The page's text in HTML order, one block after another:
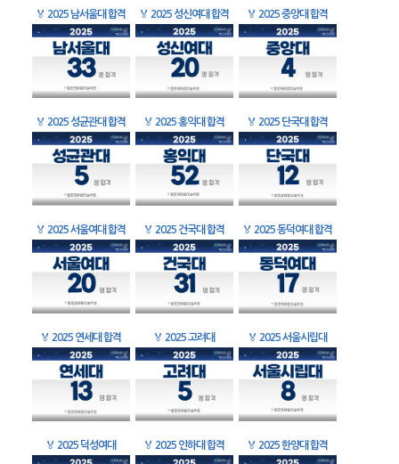
🏅 2025 남서울대 합격 🏅 2025 성신여대 합격 🏅 2025 중앙대 합격
🏅 2025 성균관대 합격 🏅 2025 홍익대 합격 🏅 2025 단국대 합격
🏅 2025 서울여대 합격 🏅 2025 건국대 합격 🏅 2025 동덕여대 합격
🏅 2025 연세대 합격 🏅 2025 고려대 🏅 2025 서울시립대
🏅 2025 덕성여대 🏅 2025 인하대 합격 🏅 2025 한양대 합격